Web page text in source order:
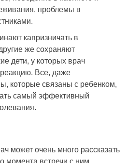
проблемы в
капризничать в
же сохраняют
дети, у которых врач
Все, даже
которые связаны с ребенком,
самый эффективный
может очень много рассказать